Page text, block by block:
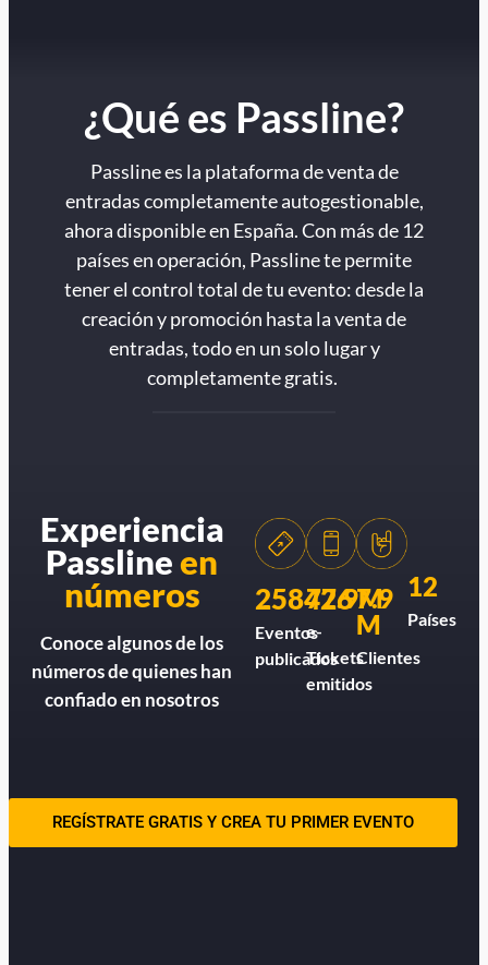
¿Qué es Passline?
Passline es la plataforma de venta de
entradas completamente autogestionable,
ahora disponible en España. Con más de 12
países en operación, Passline te permite
tener el control total de tu evento: desde la
creación y promoción hasta la venta de
entradas, todo en un solo lugar y
completamente gratis.
Experiencia
Passlineen
números
Conoce algunos de los
números de quienes han
confiado en nosotros
258426
Eventos
publicados
77.9M
e-
Tickets
emitidos
7.9
M
Clientes
12
Países
REGÍSTRATE GRATIS Y CREA TU PRIMER EVENTO